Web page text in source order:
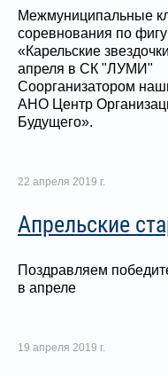
Межмуниципальные
соревнования по
«Карельские
апреля в СК "ЛУМИ"
Соорганизатором
АНО Центр
Будущего».
22 апреля 2019 г.
Апрельские
Поздравляем
в апреле
19 апреля 2019 г.